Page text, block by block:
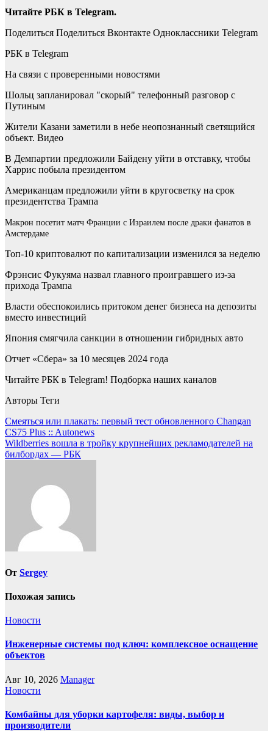
Читайте РБК в Telegram.
Поделиться Поделиться Вконтакте Одноклассники Telegram
РБК в Telegram
На связи с проверенными новостями
Шольц запланировал "скорый" телефонный разговор с
Путиным
Жители Казани заметили в небе неопознанный светящийся
объект. Видео
В Демпартии предложили Байдену уйти в отставку, чтобы
Харрис побыла президентом
Американцам предложили уйти в кругосветку на срок
президентства Трампа
Макрон посетит матч Франции с Израилем после драки фанатов в
Амстердаме
Топ-10 криптовалют по капитализации изменился за неделю
Фрэнсис Фукуяма назвал главного проигравшего из-за
прихода Трампа
Власти обеспокоились притоком денег бизнеса на депозиты
вместо инвестиций
Япония смягчила санкции в отношении гибридных авто
Отчет «Сбера» за 10 месяцев 2024 года
Читайте РБК в Telegram! Подборка наших каналов
Авторы Теги
Навигация
по
записям
Смеяться или плакать: первый тест обновленного Changan
CS75 Plus :: Autonews
Wildberries вошла в тройку крупнейших рекламодателей на
билбордах — РБК
От Sergey
Похожая запись
Новости
Инженерные системы под ключ: комплексное оснащение
объектов
Авг 10, 2026 Manager
Новости
Комбайны для уборки картофеля: виды, выбор и
производители